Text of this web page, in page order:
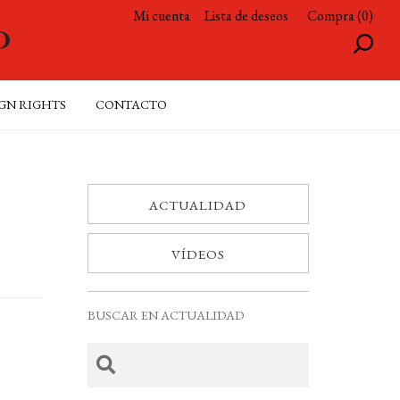
Mi cuenta Lista de deseos Compra (0)
RIGHTS CONTACTO
ACTUALIDAD
VÍDEOS
BUSCAR EN ACTUALIDAD